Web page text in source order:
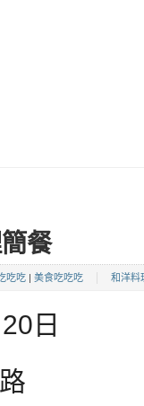
餐
吃吃 | 美食吃吃吃 和洋料
日